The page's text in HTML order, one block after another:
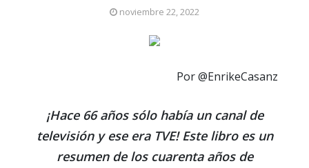
noviembre 22, 2022
Por @EnrikeCasanz
¡Hace 66 años sólo había un canal de
televisión y ese era TVE! Este libro es un
resumen de los cuarenta años de